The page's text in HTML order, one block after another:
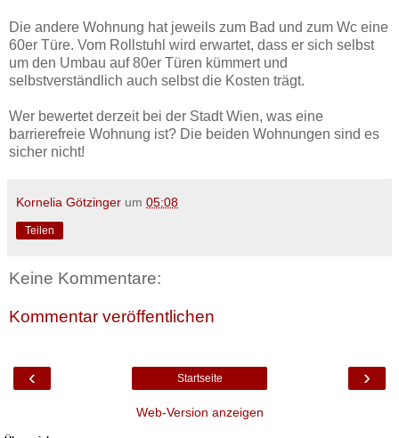
Die andere Wohnung hat jeweils zum Bad und zum Wc eine
60er Türe. Vom Rollstuhl wird erwartet, dass er sich selbst
um den Umbau auf 80er Türen kümmert und
selbstverständlich auch selbst die Kosten trägt.
Wer bewertet derzeit bei der Stadt Wien, was eine
barrierefreie Wohnung ist? Die beiden Wohnungen sind es
sicher nicht!
Kornelia Götzinger um 05:08
Teilen
Keine Kommentare:
Kommentar veröffentlichen
‹ ›
Startseite
Web-Version anzeigen